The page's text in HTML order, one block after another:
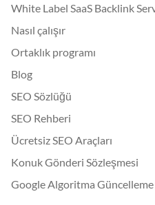
White Label SaaS Backlink
Nasıl çalışır
Ortaklık programı
Blog
SEO Sözlüğü
SEO Rehberi
Ücretsiz SEO Araçları
Konuk Gönderi Sözleşmesi
Google Algoritma